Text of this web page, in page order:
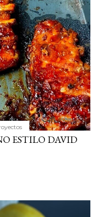
ESTILO DAVID